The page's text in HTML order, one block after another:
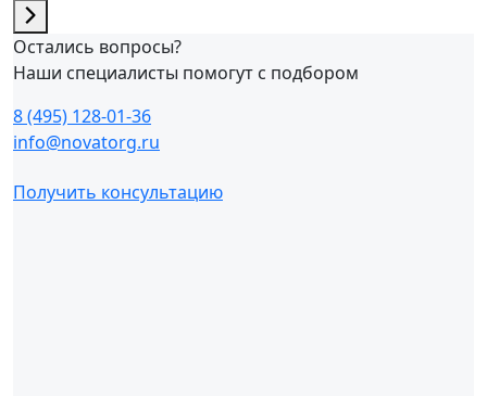
Остались вопросы?
Наши специалисты помогут с подбором
8 (495) 128-01-36
info@novatorg.ru
Получить консультацию